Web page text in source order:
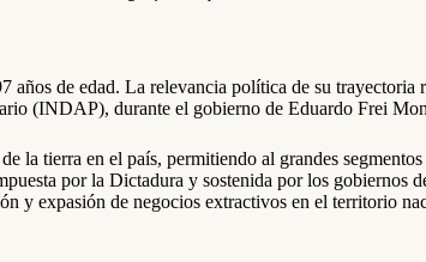
de edad. La relevancia política de su
(INDAP), durante el gobierno de Eduardo Frei
la tierra en el país, permitiendo al grandes
por la Dictadura y sostenida por los
y expasión de negocios extractivos en el territorio